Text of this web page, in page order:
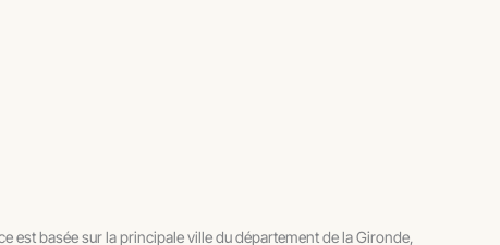
est basée sur la principale ville du département de la Gironde,